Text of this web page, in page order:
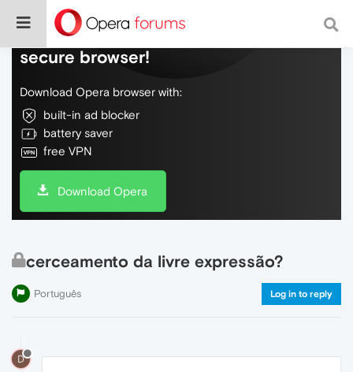
Do more on the web, with a fast and
secure browser!
Download Opera browser with:
built-in ad blocker
battery saver
free VPN
Download Opera
cerceamento da livre expressão?
Português Log in to reply
D